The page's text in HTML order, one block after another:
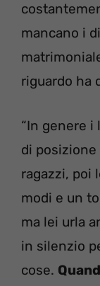
mancano i
riguardo ha
“In genere i
di
ragazzi, poi
modi e un
ma lei urla
in silenzio
cose.